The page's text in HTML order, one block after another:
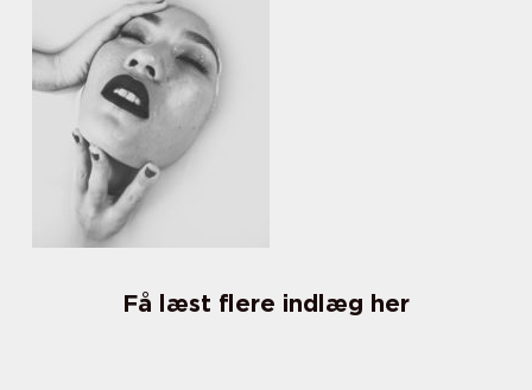
Få læst flere indlæg her